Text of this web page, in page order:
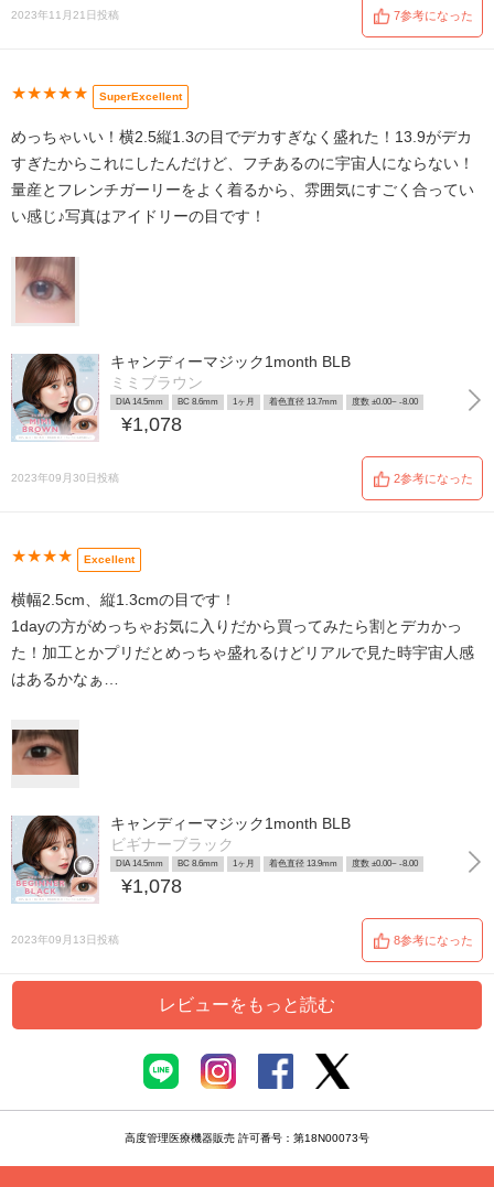
2023年11月21日投稿 7参考になった
★★★★★ SuperExcellent
めっちゃいい！横2.5縦1.3の目でデカすぎなく盛れた！13.9がデカ
すぎたからこれにしたんだけど、フチあるのに宇宙人にならない！
量産とフレンチガーリーをよく着るから、雰囲気にすごく合ってい
い感じ♪写真はアイドリーの目です！
キャンディーマジック1month BLB
ミミブラウン
DIA 14.5mm BC 8.6mm 1ヶ月 着色直径 13.7mm 度数 ±0.00~ -8.00
¥1,078
2023年09月30日投稿 2参考になった
★★★★ Excellent
横幅2.5cm、縦1.3cmの目です！
1dayの方がめっちゃお気に入りだから買ってみたら割とデカかっ
た！加工とかプリだとめっちゃ盛れるけどリアルで見た時宇宙人感
はあるかなぁ…
キャンディーマジック1month BLB
ビギナーブラック
DIA 14.5mm BC 8.6mm 1ヶ月 着色直径 13.9mm 度数 ±0.00~ -8.00
¥1,078
2023年09月13日投稿 8参考になった
レビューをもっと読む
高度管理医療機器販売 許可番号：第18N00073号